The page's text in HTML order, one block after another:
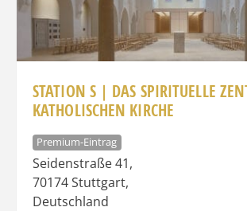
STATION S | DAS SPIRITUELLE
KATHOLISCHEN KIRCHE
Premium-Eintrag
Seidenstraße 41,
70174Stuttgart,
Deutschland